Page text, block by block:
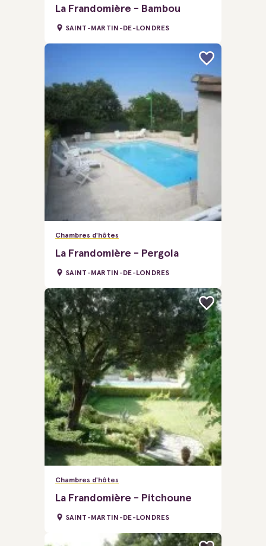
La Frandomière - Bambou
SAINT-MARTIN-DE-LONDRES
Chambres d'hôtes
La Frandomière - Pergola
SAINT-MARTIN-DE-LONDRES
Chambres d'hôtes
La Frandomière - Pitchoune
SAINT-MARTIN-DE-LONDRES